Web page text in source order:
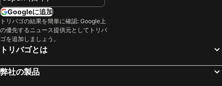
神戸, 近畿地方 宿泊施設 -
姫路, 近畿地方 宿泊施設 -
大津, 近畿地方 宿泊施設 -
南あわじ市, 近畿地方 宿泊施設 -
浦安市, 関東地方 宿泊施設 -
Googleに追加
トリバゴの結果を簡単に確認: Google上
の優先するニュース提供元としてトリバ
ゴを追加しましょう。
トリバゴとは
弊社の製品